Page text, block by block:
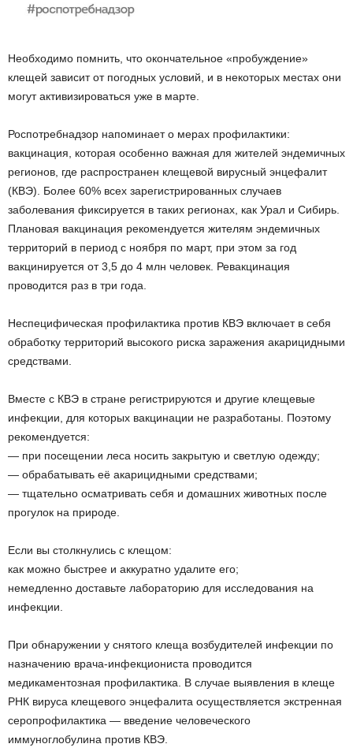
Необходимо помнить, что окончательное «пробуждение»
клещей зависит от погодных условий, и в некоторых местах они
могут активизироваться уже в марте.
Роспотребнадзор напоминает о мерах профилактики:
вакцинация, которая особенно важная для жителей эндемичных
регионов, где распространен клещевой вирусный энцефалит
(КВЭ). Более 60% всех зарегистрированных случаев
заболевания фиксируется в таких регионах, как Урал и Сибирь.
Плановая вакцинация рекомендуется жителям эндемичных
территорий в период с ноября по март, при этом за год
вакцинируется от 3,5 до 4 млн человек. Ревакцинация
проводится раз в три года.
Неспецифическая профилактика против КВЭ включает в себя
обработку территорий высокого риска заражения акарицидными
средствами.
Вместе с КВЭ в стране регистрируются и другие клещевые
инфекции, для которых вакцинации не разработаны. Поэтому
рекомендуется:
— при посещении леса носить закрытую и светлую одежду;
— обрабатывать её акарицидными средствами;
— тщательно осматривать себя и домашних животных после
прогулок на природе.
Если вы столкнулись с клещом:
как можно быстрее и аккуратно удалите его;
немедленно доставьте лабораторию для исследования на
инфекции.
При обнаружении у снятого клеща возбудителей инфекции по
назначению врача-инфекциониста проводится
медикаментозная профилактика. В случае выявления в клеще
РНК вируса клещевого энцефалита осуществляется экстренная
серопрофилактика — введение человеческого
иммуноглобулина против КВЭ.